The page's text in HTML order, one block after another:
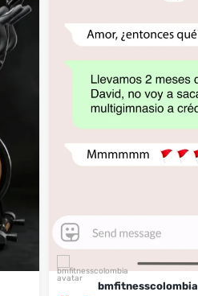
bmfitnesscolombia